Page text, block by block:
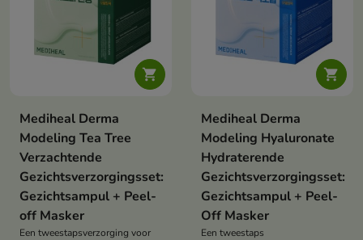

Mediheal Derma
Modeling Tea Tree
Verzachtende
Gezichtsverzorgingsset:
Gezichtsampul + Peel-
off Masker
Een tweestapsverzorging voor

Mediheal Derma
Modeling Hyaluronate
Hydraterende
Gezichtsverzorgingsset:
Gezichtsampul + Peel-
Off Masker
Een tweestaps